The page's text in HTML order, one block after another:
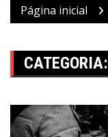
Página inicial
CATEGORIA: